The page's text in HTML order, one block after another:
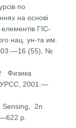
по
на основі
ГІС-
нац. ун-та им.
(55), №
Физика
УРСС, 2001.—
Sensing, 2n
p.